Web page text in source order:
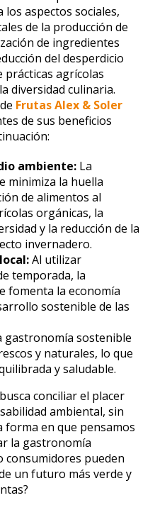
los aspectos sociales,
de la producción de
de ingredientes
del desperdicio
agrícolas
diversidad culinaria.
Frutas Alex & Soler
de sus beneficios
ambiente:La
minimiza la huella
de alimentos al
orgánicas, la
y la reducción de la
invernadero.
Al utilizar
temporada, la
fomenta la economía
sostenible de las
gastronomía sostenible
y naturales, lo que
y saludable.
conciliar el placer
ambiental, sin
forma en que pensamos
la gastronomía
consumidores pueden
un futuro más verde y